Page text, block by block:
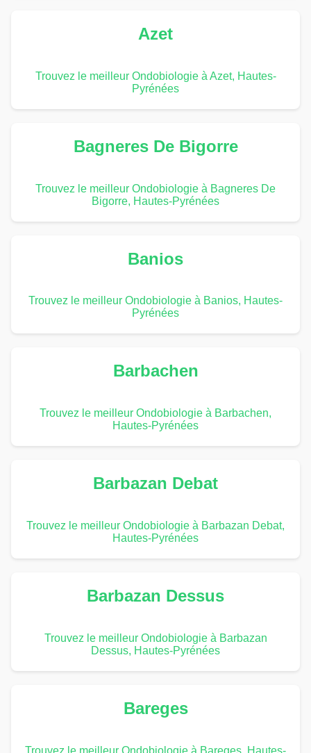
Azet
Trouvez le meilleur Ondobiologie à Azet, Hautes-
Pyrénées
Bagneres De Bigorre
Trouvez le meilleur Ondobiologie à Bagneres De
Bigorre, Hautes-Pyrénées
Banios
Trouvez le meilleur Ondobiologie à Banios, Hautes-
Pyrénées
Barbachen
Trouvez le meilleur Ondobiologie à Barbachen,
Hautes-Pyrénées
Barbazan Debat
Trouvez le meilleur Ondobiologie à Barbazan Debat,
Hautes-Pyrénées
Barbazan Dessus
Trouvez le meilleur Ondobiologie à Barbazan
Dessus, Hautes-Pyrénées
Bareges
Trouvez le meilleur Ondobiologie à Bareges, Hautes-